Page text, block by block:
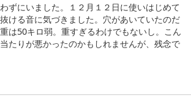
ずにいました。１２月１２日に使いはじめて
ける音に気づきました。穴があいていたのだ
は50キロ弱。重すぎるわけでもないし。こん
たりが悪かったのかもしれませんが、残念で